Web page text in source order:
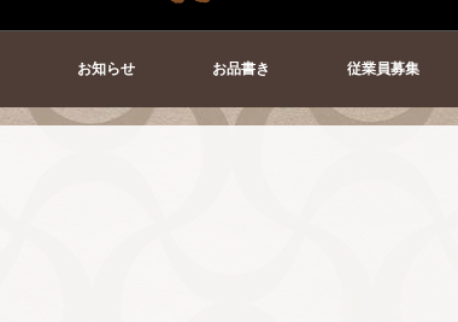
お知らせ お品書き 従業員募集